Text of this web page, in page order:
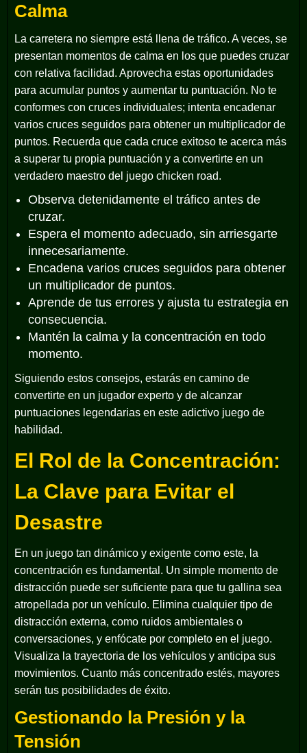
Calma
La carretera no siempre está llena de tráfico. A veces, se
presentan momentos de calma en los que puedes cruzar
con relativa facilidad. Aprovecha estas oportunidades
para acumular puntos y aumentar tu puntuación. No te
conformes con cruces individuales; intenta encadenar
varios cruces seguidos para obtener un multiplicador de
puntos. Recuerda que cada cruce exitoso te acerca más
a superar tu propia puntuación y a convertirte en un
verdadero maestro del juego chicken road.
Observa detenidamente el tráfico antes de
cruzar.
Espera el momento adecuado, sin arriesgarte
innecesariamente.
Encadena varios cruces seguidos para obtener
un multiplicador de puntos.
Aprende de tus errores y ajusta tu estrategia en
consecuencia.
Mantén la calma y la concentración en todo
momento.
Siguiendo estos consejos, estarás en camino de
convertirte en un jugador experto y de alcanzar
puntuaciones legendarias en este adictivo juego de
habilidad.
El Rol de la Concentración:
La Clave para Evitar el
Desastre
En un juego tan dinámico y exigente como este, la
concentración es fundamental. Un simple momento de
distracción puede ser suficiente para que tu gallina sea
atropellada por un vehículo. Elimina cualquier tipo de
distracción externa, como ruidos ambientales o
conversaciones, y enfócate por completo en el juego.
Visualiza la trayectoria de los vehículos y anticipa sus
movimientos. Cuanto más concentrado estés, mayores
serán tus posibilidades de éxito.
Gestionando la Presión y la
Tensión